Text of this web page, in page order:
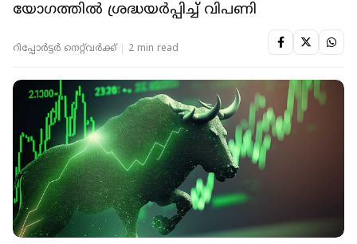
യോഗത്തില്‍ ശ്രദ്ധയര്‍പ്പിച്ച് വിപണി
റിപ്പോർട്ടർ നെറ്റ്‌വര്‍ക്ക്‌ 2 min read